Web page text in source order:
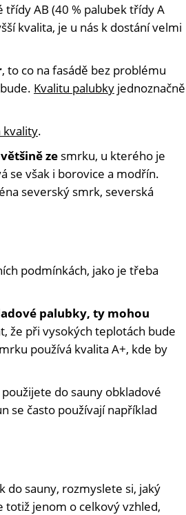
AB (40 % palubek třídy A
kvalita, je u nás k dostání velmi
, to co na fasádě bez problému
Kvalitu palubky jednoznačně
kvality.
ze smrku, u kterého je
se však i borovice a modřín.
severský smrk, severská
podmínkách, jako je třeba
palubky, ty mohou
že při vysokých teplotách bude
používá kvalita A+, kde by
do sauny obkladové
se často používají například
do sauny, rozmyslete si, jaký
jenom o celkový vzhled,